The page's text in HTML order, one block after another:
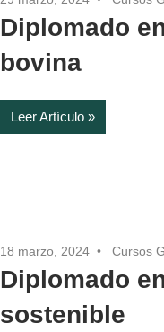
Diplomado
bovina
Leer Artículo
18 marzo, 2024 Cursos
Diplomado
sostenible